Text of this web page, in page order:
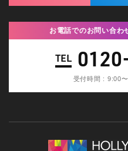
お電話でのお問い合わ
TEL
受付時間 : 9:00